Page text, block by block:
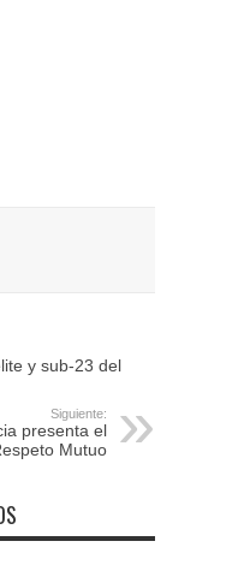
y sub-23 del
Siguiente:
presenta el
Mutuo